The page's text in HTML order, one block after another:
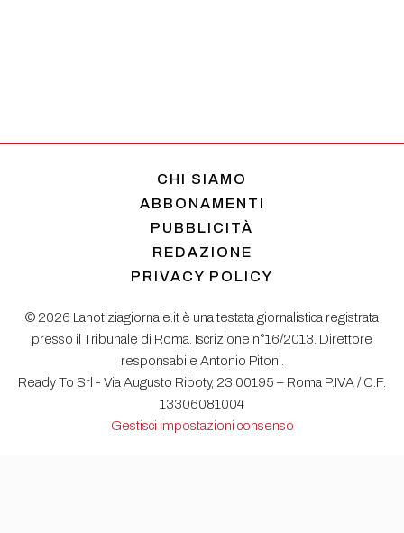
CHI SIAMO
ABBONAMENTI
PUBBLICITÀ
REDAZIONE
PRIVACY POLICY
© 2026 Lanotiziagiornale.it è una testata giornalistica registrata
presso il Tribunale di Roma. Iscrizione n°16/2013. Direttore
responsabile Antonio Pitoni.
Ready To Srl - Via Augusto Riboty, 23 00195 – Roma P.IVA / C.F.
13306081004
Gestisci impostazioni consenso